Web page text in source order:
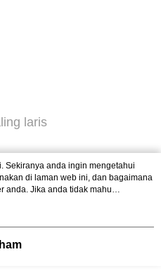
laris
Sekiranya anda ingin mengetahui
di laman web ini, dan bagaimana
anda. Jika anda tidak mahu
rujuk penerangan mengenai kuki.
kuki digunakan di laman web ini,
sila rujuk penerangan mengenai